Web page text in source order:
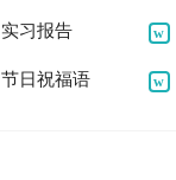
实习报告
节日祝福语